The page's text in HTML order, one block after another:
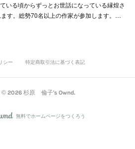
いる頃からずっとお世話になっている縁煌さ
す。総勢70名以上の作家が参加します。…
シー 特定商取引法に基づく表記
© 2026 杉原 倫子's Ownd.
AmebaOwnd
無料でホームページをつくろう